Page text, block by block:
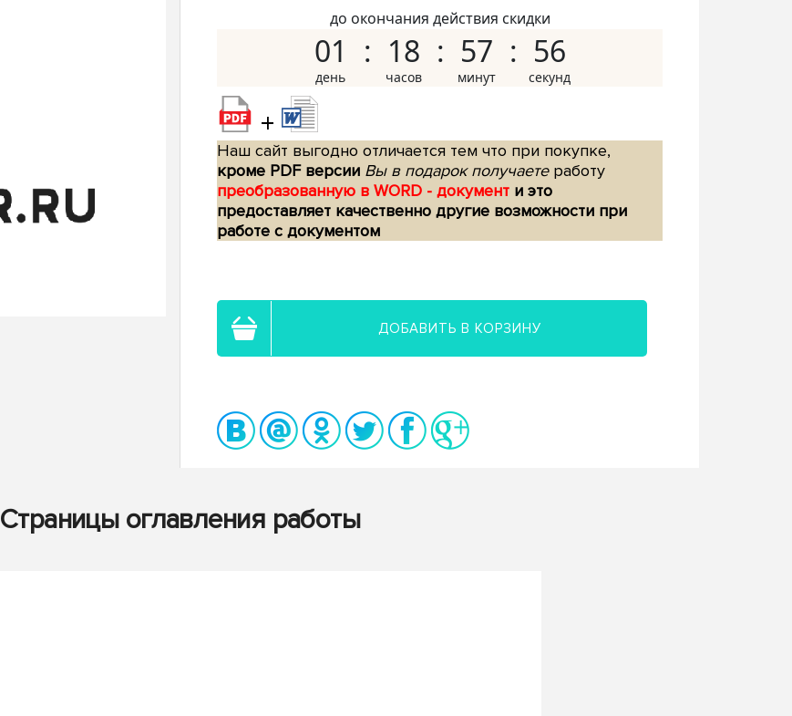
до окончания действия скидки
01 18 57 55
+
Наш сайт выгодно отличается тем что при покупке,
кроме PDF версии Вы в подарок получаетеработу
преобразованную в WORD - документ и это
предоставляет качественно другие возможности при
работе с документом
ДОБАВИТЬ В КОРЗИНУ
Страницы оглавления работы